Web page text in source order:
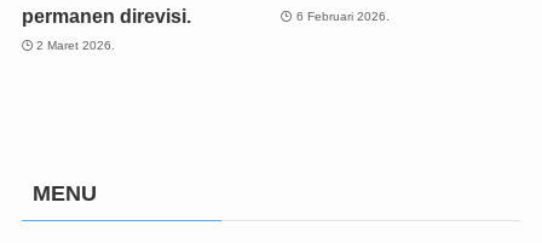
permanen direvisi.
2 Maret 2026.
6 Februari 2026.
MENU